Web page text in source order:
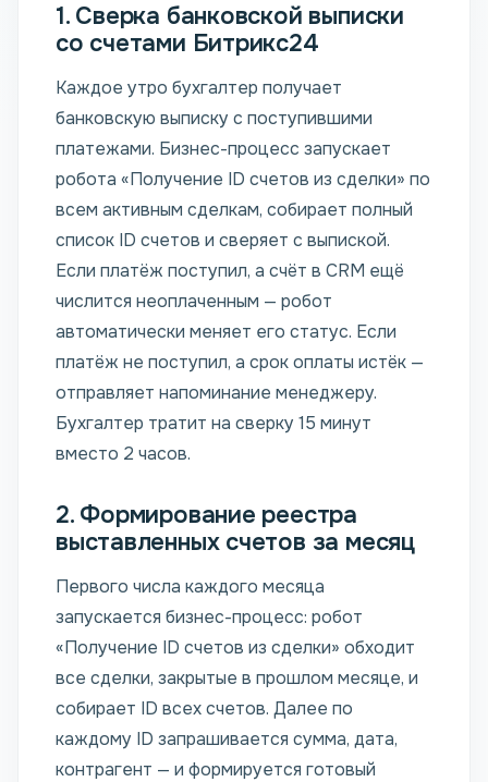
1. Сверка банковской выписки
со счетами Битрикс24
Каждое утро бухгалтер получает
банковскую выписку с поступившими
платежами. Бизнес-процесс запускает
робота «Получение ID счетов из сделки» по
всем активным сделкам, собирает полный
список ID счетов и сверяет с выпиской.
Если платёж поступил, а счёт в CRM ещё
числится неоплаченным — робот
автоматически меняет его статус. Если
платёж не поступил, а срок оплаты истёк —
отправляет напоминание менеджеру.
Бухгалтер тратит на сверку 15 минут
вместо 2 часов.
2. Формирование реестра
выставленных счетов за месяц
Первого числа каждого месяца
запускается бизнес-процесс: робот
«Получение ID счетов из сделки» обходит
все сделки, закрытые в прошлом месяце, и
собирает ID всех счетов. Далее по
каждому ID запрашивается сумма, дата,
контрагент — и формируется готовый